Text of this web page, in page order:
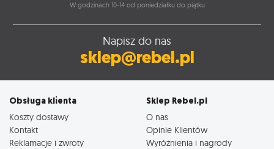
W godzinach 10-14 od poniedziałku do piątku
Napisz do nas
sklep@rebel.pl
Obsługa klienta
Koszty dostawy
Kontakt
Reklamacje i zwroty
Sklep Rebel.pl
O nas
Opinie Klientów
Wyróżnienia i nagrody